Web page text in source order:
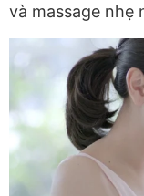
và massage nhẹ